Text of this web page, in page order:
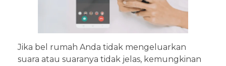
Jika bel rumah Anda tidak mengeluarkan
suara atau suaranya tidak jelas, kemungkinan